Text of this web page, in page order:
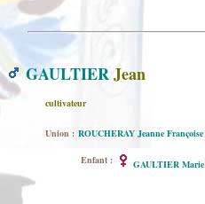
GAULTIERJean
cultivateur
Union : ROUCHERAY Jeanne Françoise
Enfant : GAULTIER Marie